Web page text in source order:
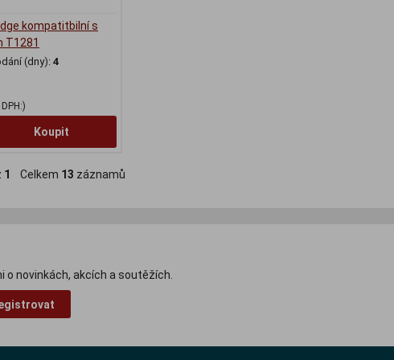
kompatitbilní s
T1281
(dny): 4
Koupit
1 Celkem 13 záznamů
novinkách, akcích a soutěžích.